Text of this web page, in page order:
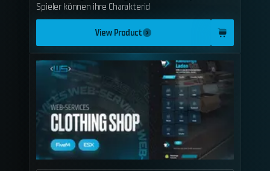
Spieler können ihre Charakterid
View Product